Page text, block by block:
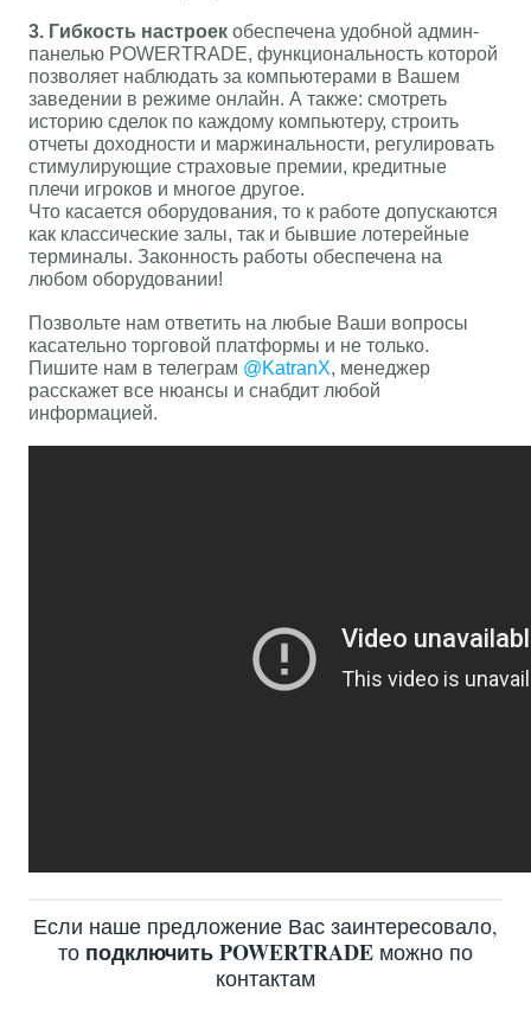
3. Гибкость настроек обеспечена удобной админ-
панелью POWERTRADE, функциональность которой
позволяет наблюдать за компьютерами в Вашем
заведении в режиме онлайн. А также: смотреть
историю сделок по каждому компьютеру, строить
отчеты доходности и маржинальности, регулировать
стимулирующие страховые премии, кредитные
плечи игроков и многое другое.
Что касается оборудования, то к работе допускаются
как классические залы, так и бывшие лотерейные
терминалы. Законность работы обеспечена на
любом оборудовании!
Позвольте нам ответить на любые Ваши вопросы
касательно торговой платформы и не только.
Пишите нам в телеграм @KatranX, менеджер
расскажет все нюансы и снабдит любой
информацией.
Если наше предложение Вас заинтересовало,
то подключить POWERTRADE можно по
контактам